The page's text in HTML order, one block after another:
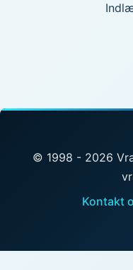
© 1998 - 2026
Kontakt